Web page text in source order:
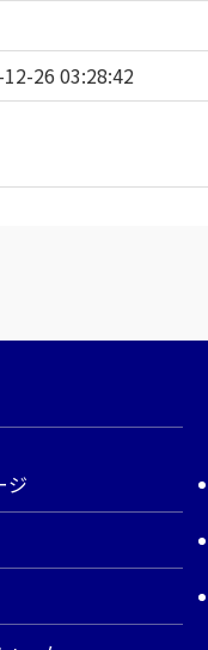
26 03:28:42
ジ